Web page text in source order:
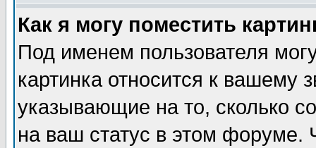
Как я могу поместить
Под именем пользователя
картинка относится к вашему
указывающие на то, сколько
на ваш статус в этом форуме.